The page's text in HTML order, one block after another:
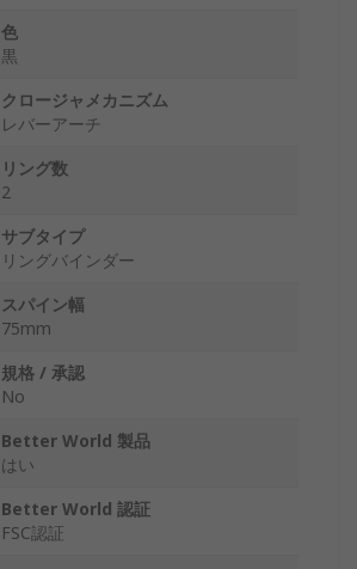
色
黒
クロージャメカニズム
レバーアーチ
リング数
2
サブタイプ
リングバインダー
スパイン幅
75mm
規格 / 承認
No
Better World 製品
はい
Better World 認証
FSC認証